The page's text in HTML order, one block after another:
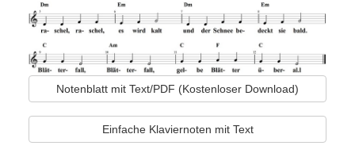
Notenblatt mit Text/PDF (Kostenloser Download)
Einfache Klaviernoten mit Text